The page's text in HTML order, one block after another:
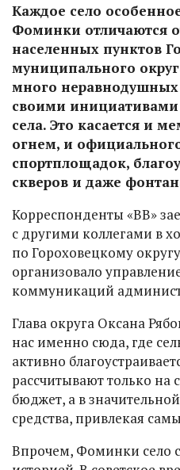
Каждое село
Фоминки отличаются
населенных пунктов
муниципального
много
своими
села. Это касается и
огнем, и
спортплощадок,
скверов и даже
Корреспонденты «ВВ»
с другими коллегами в
по Гороховецкому
организовало
коммуникаций
Глава округа Оксана
нас именно сюда, где
активно
рассчитывают только
бюджет, а в
средства, привлекая
Впрочем, Фоминки село